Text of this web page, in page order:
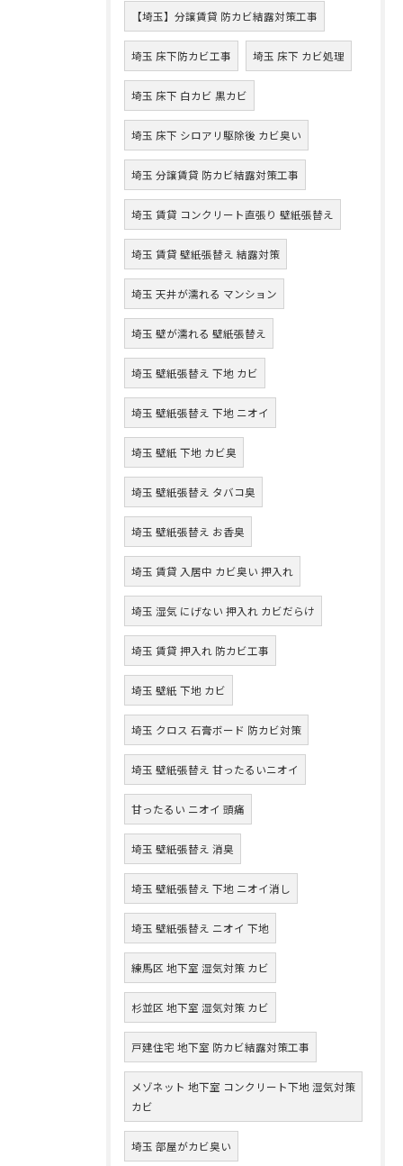
【埼玉】分譲賃貸 防カビ結露対策工事
埼玉 床下防カビ工事 埼玉 床下 カビ処理
埼玉 床下 白カビ 黒カビ
埼玉 床下 シロアリ駆除後 カビ臭い
埼玉 分譲賃貸 防カビ結露対策工事
埼玉 賃貸 コンクリート直張り 壁紙張替え
埼玉 賃貸 壁紙張替え 結露対策
埼玉 天井が濡れる マンション
埼玉 壁が濡れる 壁紙張替え
埼玉 壁紙張替え 下地 カビ
埼玉 壁紙張替え 下地 ニオイ
埼玉 壁紙 下地 カビ臭
埼玉 壁紙張替え タバコ臭
埼玉 壁紙張替え お香臭
埼玉 賃貸 入居中 カビ臭い 押入れ
埼玉 湿気 にげない 押入れ カビだらけ
埼玉 賃貸 押入れ 防カビ工事
埼玉 壁紙 下地 カビ
埼玉 クロス 石膏ボード 防カビ対策
埼玉 壁紙張替え 甘ったるいニオイ
甘ったるい ニオイ 頭痛
埼玉 壁紙張替え 消臭
埼玉 壁紙張替え 下地 ニオイ消し
埼玉 壁紙張替え ニオイ 下地
練馬区 地下室 湿気対策 カビ
杉並区 地下室 湿気対策 カビ
戸建住宅 地下室 防カビ結露対策工事
メゾネット 地下室 コンクリート下地 湿気対策
カビ
埼玉 部屋がカビ臭い